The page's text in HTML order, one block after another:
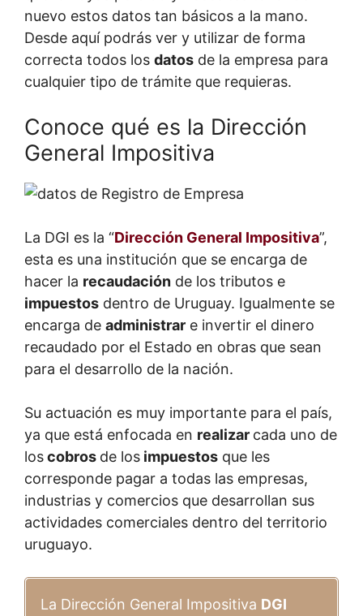
nuevo estos datos tan básicos a la mano.
Desde aquí podrás ver y utilizar de forma
correcta todos los datos de la empresa para
cualquier tipo de trámite que requieras.
Conoce qué es la Dirección
General Impositiva
La DGI es la “Dirección General Impositiva”,
esta es una institución que se encarga de
hacer la recaudación de los tributos e
impuestos dentro de Uruguay. Igualmente se
encarga de administrar e invertir el dinero
recaudado por el Estado en obras que sean
para el desarrollo de la nación.
Su actuación es muy importante para el país,
ya que está enfocada en realizar cada uno de
loscobros de los impuestos que les
corresponde pagar a todas las empresas,
industrias y comercios que desarrollan sus
actividades comerciales dentro del territorio
uruguayo.
La Dirección General Impositiva DGI